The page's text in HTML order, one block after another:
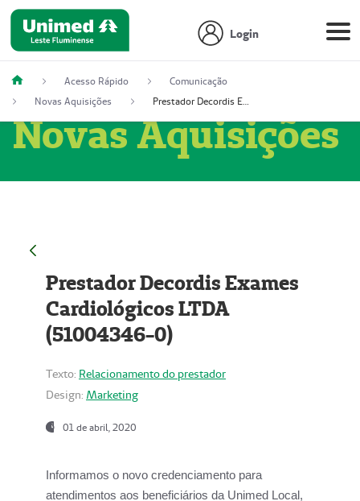
Login
Acesso Rápido
Comunicação
Novas Aquisições
Prestador Decordis Exames Cardiológicos LTDA (51004346-0)
Novas Aquisições
Prestador Decordis Exames
Cardiológicos LTDA
(51004346-0)
Texto: Relacionamento do prestador
Design: Marketing
01 de abril, 2020
Informamos o novo credenciamento para
atendimentos aos beneficiários da Unimed Local,